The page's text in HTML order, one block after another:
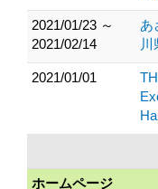
2021/01/23 ～
2021/02/14
あ
2021/01/01
ホームページ